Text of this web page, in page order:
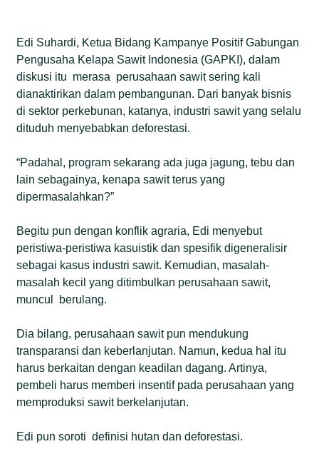
Edi Suhardi, Ketua Bidang Kampanye Positif Gabungan
Pengusaha Kelapa Sawit Indonesia (GAPKI), dalam
diskusi itu merasa perusahaan sawit sering kali
dianaktirikan dalam pembangunan. Dari banyak bisnis
di sektor perkebunan, katanya, industri sawit yang selalu
dituduh menyebabkan deforestasi.
“Padahal, program sekarang ada juga jagung, tebu dan
lain sebagainya, kenapa sawit terus yang
dipermasalahkan?”
Begitu pun dengan konflik agraria, Edi menyebut
peristiwa-peristiwa kasuistik dan spesifik digeneralisir
sebagai kasus industri sawit. Kemudian, masalah-
masalah kecil yang ditimbulkan perusahaan sawit,
muncul berulang.
Dia bilang, perusahaan sawit pun mendukung
transparansi dan keberlanjutan. Namun, kedua hal itu
harus berkaitan dengan keadilan dagang. Artinya,
pembeli harus memberi insentif pada perusahaan yang
memproduksi sawit berkelanjutan.
Edi pun soroti definisi hutan dan deforestasi.